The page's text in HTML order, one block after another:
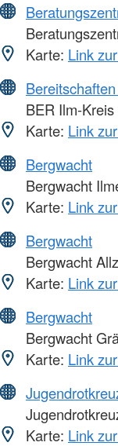
Karte: Link
BER Ilm-Kreis
Karte: Link
Bergwacht
Bergwacht
Karte: Link
Bergwacht
Bergwacht
Karte: Link
Bergwacht
Bergwacht
Karte: Link
Karte: Link